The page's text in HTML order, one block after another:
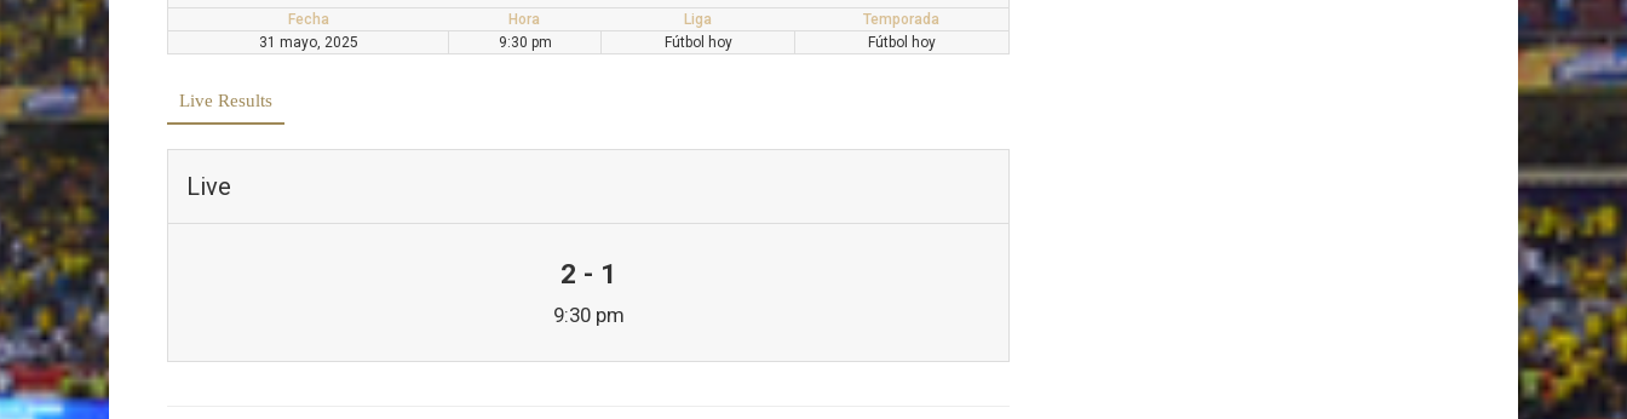
Fecha Hora Liga
Temporada
31 mayo, 2025
9:30 pm Fútbol hoy Fútbol hoy
Live Results
Live
2 - 1
9:30 pm